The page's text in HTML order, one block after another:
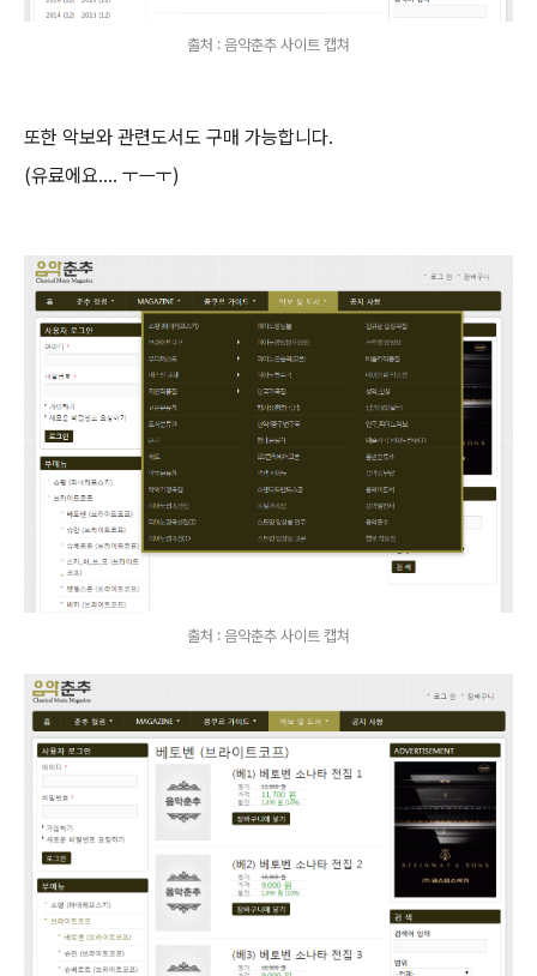
출처 : 음악춘추 사이트 캡쳐
또한 악보와 관련도서도 구매 가능합니다.
(유료에요.... ㅜㅡㅜ)
출처 : 음악춘추 사이트 캡쳐